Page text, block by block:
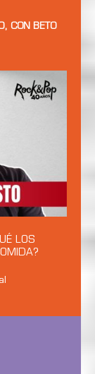
CON BETO
LOS